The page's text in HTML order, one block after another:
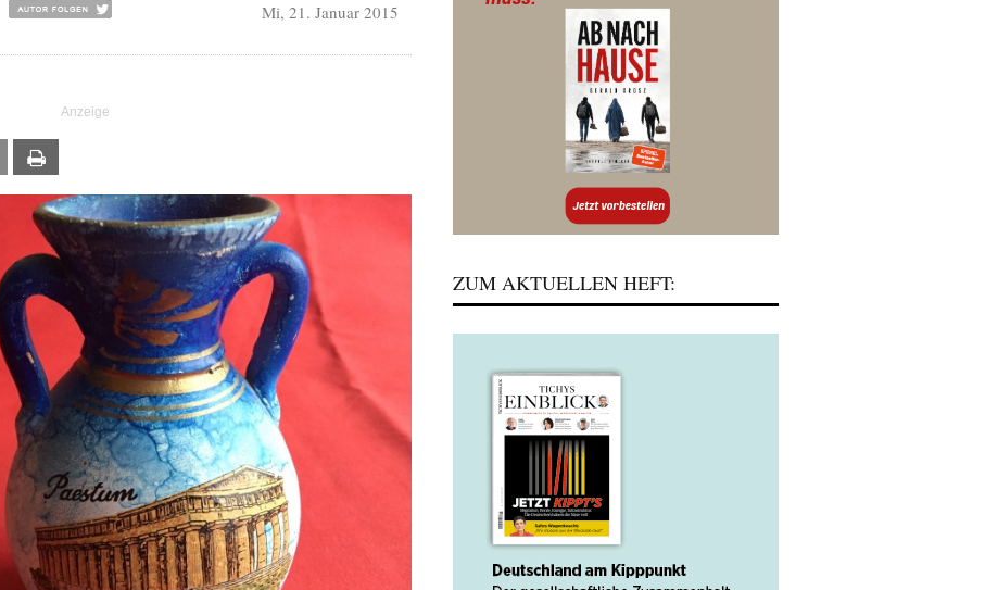
Mi, 21. Januar 2015
Email
ZUM AKTUELLEN HEFT: